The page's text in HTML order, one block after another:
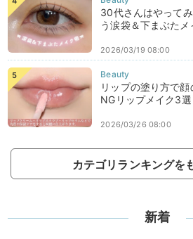
30代さんはやって
う涙袋＆下まぶたメ
2026/03/19 08:00
リップの塗り方で
NGリップメイク3
2026/03/26 08:00
カテゴリランキングを
新着